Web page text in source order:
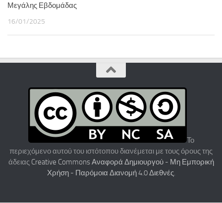
Μεγάλης Εβδομάδας
16/01/2025
Το
περιεχόμενο αυτού του ιστότοπου διανέμεται με τους όρους της
άδειας Creative Commons Αναφορά Δημιουργού - Μη Εμπορική
Χρήση - Παρόμοια Διανομή 4.0 Διεθνές.